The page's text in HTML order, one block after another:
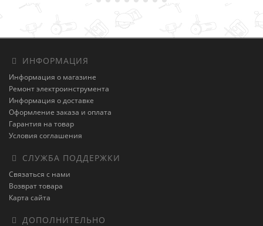
ИНФОРМАЦИЯ
Информация о магазине
Ремонт электроинструмента
Информация о доставке
Оформление заказа и оплата
Гарантия на товар
Условия соглашения
СЛУЖБА ПОДДЕРЖКИ
Связаться с нами
Возврат товара
Карта сайта
ДОПОЛНИТЕЛЬНО